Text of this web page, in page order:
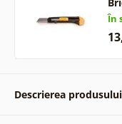
În
Descrierea